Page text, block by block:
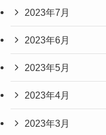
2023年7月
2023年6月
2023年5月
2023年4月
2023年3月